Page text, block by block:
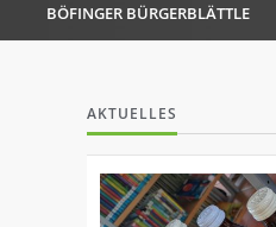
BÖFINGER BÜRGERBLÄTTLE
AKTUELLES